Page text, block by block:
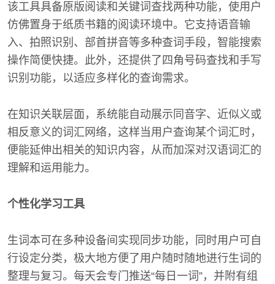
该工具具备原版阅读和关键词查找两种功能，使用户
仿佛置身于纸质书籍的阅读环境中。它支持语音输
入、拍照识别、部首拼音等多种查词手段，智能搜索
操作简便快捷。此外，还提供了四角号码查找和手写
识别功能，以适应多样化的查询需求。
在知识关联层面，系统能自动展示同音字、近似义或
相反意义的词汇网络，这样当用户查询某个词汇时，
便能延伸出相关的知识内容，从而加深对汉语词汇的
理解和运用能力。
个性化学习工具
生词本可在多种设备间实现同步功能，同时用户可自
行设定分类，极大地方便了用户随时随地进行生词的
整理与复习。每天会专门推送“每日一词”，并附有组